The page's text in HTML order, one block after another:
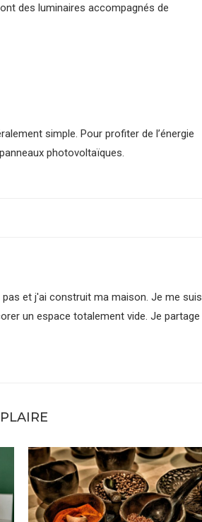
des luminaires accompagnés de
simple. Pour profiter de l’énergie
photovoltaïques.
et j'ai construit ma maison. Je me suis
un espace totalement vide. Je partage